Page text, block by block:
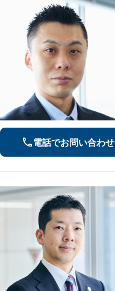
電話でお問い合わせ